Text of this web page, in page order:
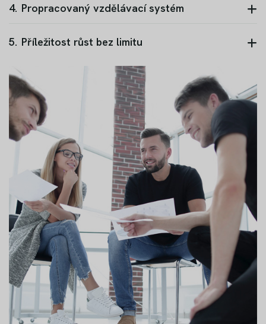
4. Propracovaný vzdělávací systém
5. Příležitost růst bez limitu